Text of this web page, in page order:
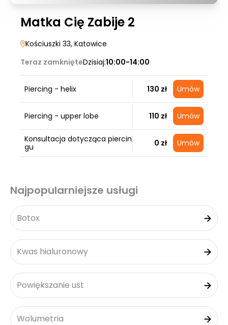
Matka Cię Zabije 2
Kościuszki 33, Katowice
Teraz zamknięteDzisiaj:10:00-14:00
Piercing - helix 130 zł Umów
Piercing - upper lobe 110 zł Umów
Konsultacja dotycząca piercin
gu
0 zł Umów
Najpopularniejsze usługi
Botox
Kwas hialuronowy
Powiększanie ust
Wolumetria